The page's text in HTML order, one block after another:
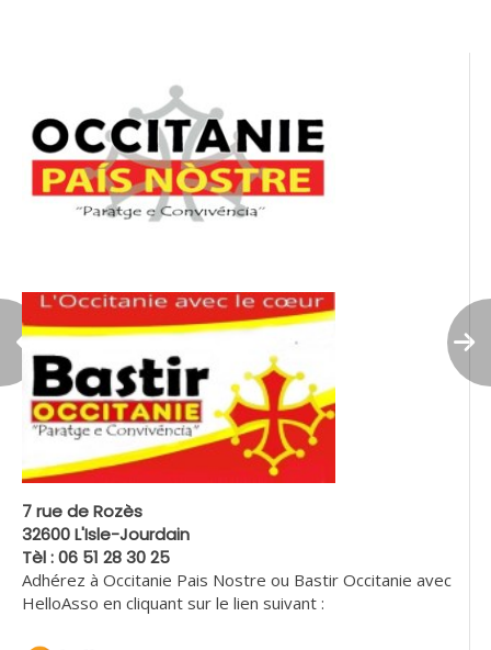
7 rue de Rozès
32600 L'Isle-Jourdain
Tèl : 06 51 28 30 25
Adhérez à Occitanie Pais Nostre ou Bastir Occitanie avec
HelloAsso en cliquant sur le lien suivant :